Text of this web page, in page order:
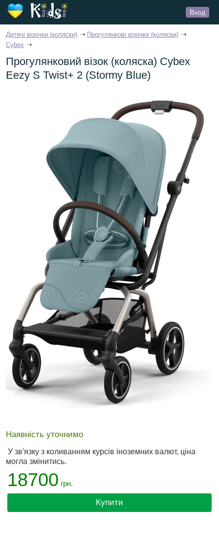
Вход
Дитячі візочки (коляски)
Прогулянкові візочки (коляски)
Cybex
Прогулянковий візок (коляска) Cybex
Eezy S Twist+ 2 (Stormy Blue)
Наявність уточнимо
У зв'язку з коливанням курсів іноземних валют, ціна
могла змінитись.
18700 грн.
Купити